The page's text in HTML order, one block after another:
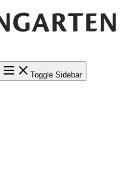
Toggle Sidebar